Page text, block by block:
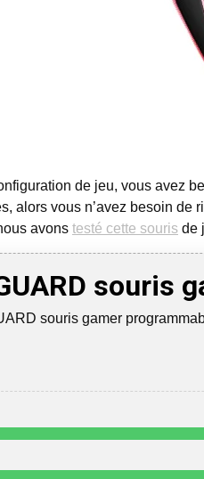
de jeu, vous avez
alors vous n’avez besoin
avons testé cette souris de
souris
souris gamer